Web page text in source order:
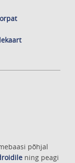
põhjal
ning peagi